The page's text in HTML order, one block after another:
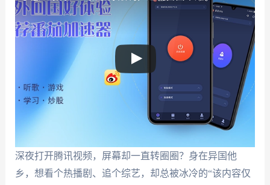
深夜打开腾讯视频，屏幕却一直转圈圈？身在异国他
乡，想看个热播剧、追个综艺，却总被冰冷的“该内容仅